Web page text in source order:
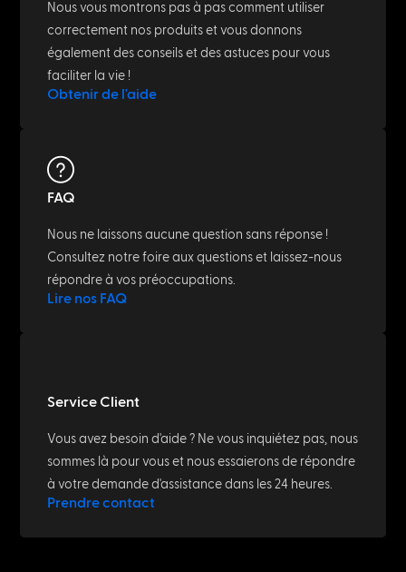
Nous vous montrons pas à pas comment utiliser
correctement nos produits et vous donnons
également des conseils et des astuces pour vous
faciliter la vie !
Obtenir de l'aide
FAQ
Nous ne laissons aucune question sans réponse !
Consultez notre foire aux questions et laissez-nous
répondre à vos préoccupations.
Lire nos FAQ
Service Client
Vous avez besoin d'aide ? Ne vous inquiétez pas, nous
sommes là pour vous et nous essaierons de répondre
à votre demande d'assistance dans les 24 heures.
Prendre contact